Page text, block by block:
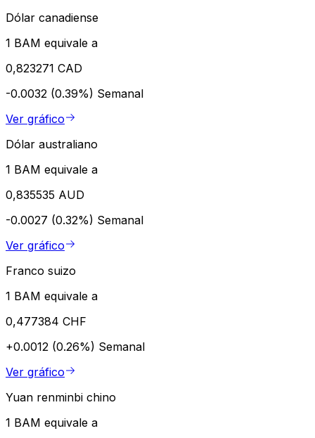
Dólar canadiense
1 BAM equivale a
0,823271 CAD
-0.0032 (0.39%) Semanal
Ver gráfico
Dólar australiano
1 BAM equivale a
0,835535 AUD
-0.0027 (0.32%) Semanal
Ver gráfico
Franco suizo
1 BAM equivale a
0,477384 CHF
+0.0012 (0.26%) Semanal
Ver gráfico
Yuan renminbi chino
1 BAM equivale a